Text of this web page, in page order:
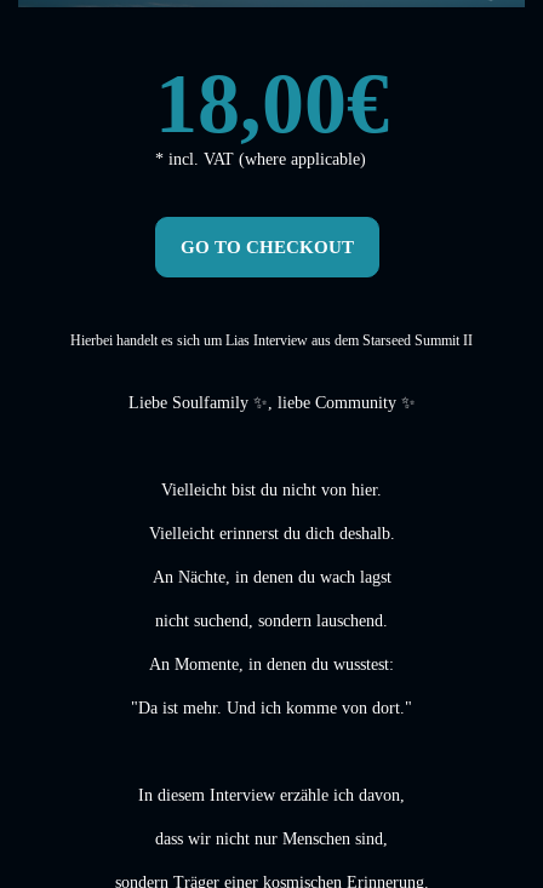
18,00€
* incl. VAT (where applicable)
GO TO CHECKOUT
Hierbei handelt es sich um Lias Interview aus dem Starseed Summit II
Liebe Soulfamily ✨, liebe Community ✨
Vielleicht bist du nicht von hier.
Vielleicht erinnerst du dich deshalb.
An Nächte, in denen du wach lagst
nicht suchend, sondern lauschend.
An Momente, in denen du wusstest:
"Da ist mehr. Und ich komme von dort."
In diesem Interview erzähle ich davon,
dass wir nicht nur Menschen sind,
sondern Träger einer kosmischen Erinnerung.